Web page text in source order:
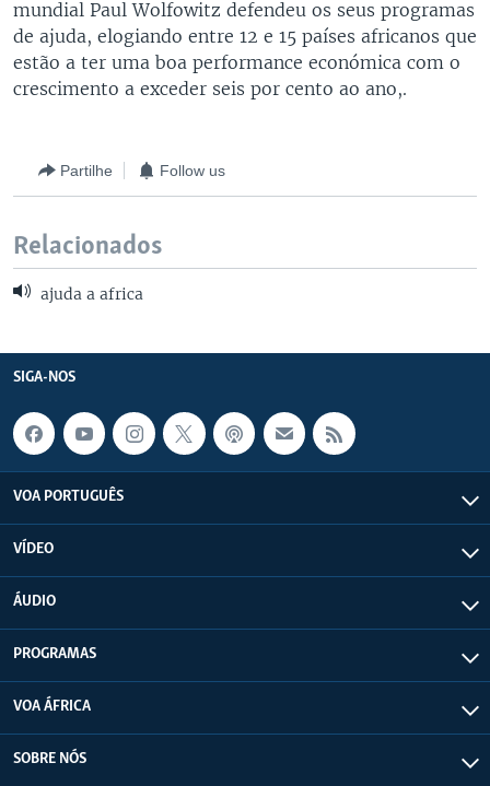
mundial Paul Wolfowitz defendeu os seus programas
de ajuda, elogiando entre 12 e 15 países africanos que
estão a ter uma boa performance económica com o
crescimento a exceder seis por cento ao ano,.
Partilhe Follow us
Relacionados
ajuda a africa
SIGA-NOS
VOA PORTUGUÊS
VÍDEO
ÁUDIO
PROGRAMAS
VOA ÁFRICA
SOBRE NÓS